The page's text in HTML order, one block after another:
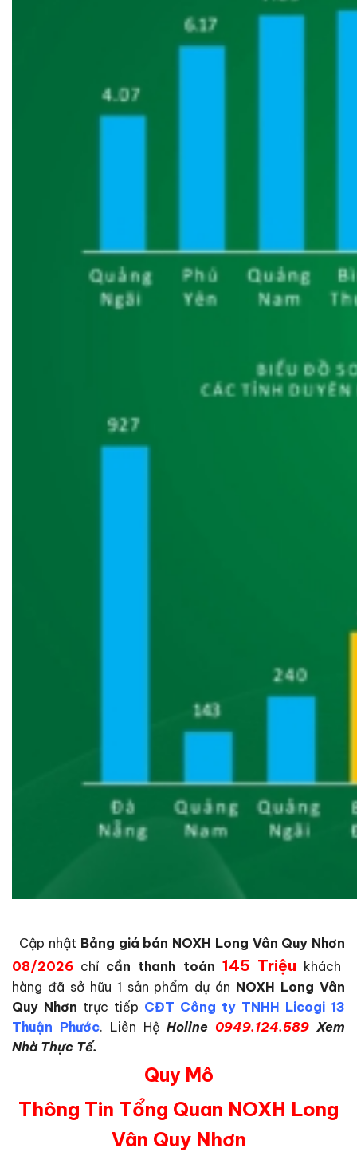
Cập nhật Bảng giá bán NOXH Long Vân Quy Nhơn
08/2026 chỉ cần thanh toán 145 Triệu khách
hàng đã sở hữu 1 sản phẩm dự án NOXH Long Vân
Quy Nhơn trực tiếp CĐT Công ty TNHH Licogi 13
Thuận Phước. Liên HệHoline 0949.124.589 Xem
Nhà Thực Tế.
Quy Mô
Thông Tin Tổng Quan NOXH Long
Vân Quy Nhơn